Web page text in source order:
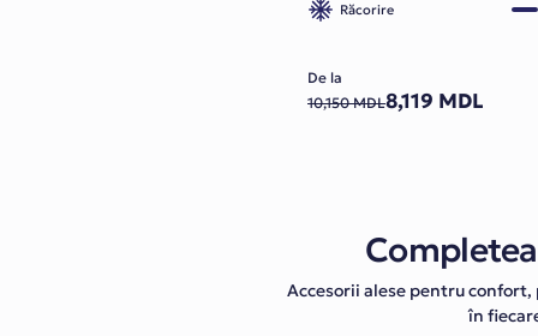
Răcorire
De la
10,150 MDL8,119 MDL
Accesorii alese pentru
în